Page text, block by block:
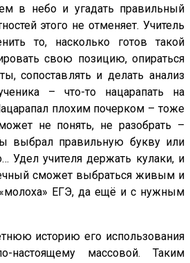
в небо и угадать правильный
этого не отменяет. Учитель
то, насколько готов такой
свою позицию, опираться
сопоставлять и делать анализ
– что-то нацарапать на
плохим почерком – тоже
не понять, не разобрать –
выбрал правильную букву или
Удел учителя держать кулаки, и
сможет выбраться живым и
ЕГЭ, да ещё и с нужным
историю его использования
массовой. Таким